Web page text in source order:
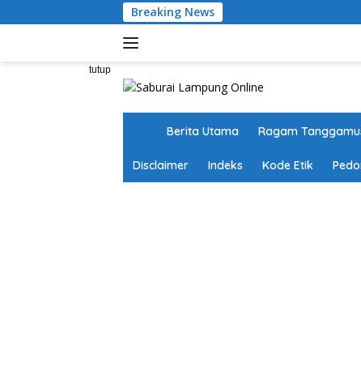
ke
Breaking News
tutup
m
e
Berita Utama Ragam
Disclaimer Indeks Kode Etik